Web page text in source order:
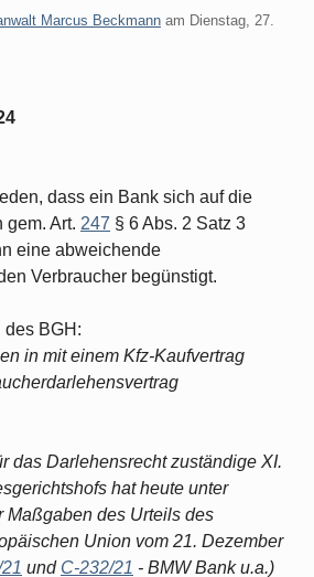
Marcus Beckmann am Dienstag, 27.
dass ein Bank sich auf die
gem. Art. 247 § 6 Abs. 2 Satz 3
eine abweichende
Verbraucher begünstigt.
des BGH:
in mit einem Kfz-Kaufvertrag
das Darlehensrecht zuständige XI.
hat heute unter
Maßgaben des Urteils des
Union vom 21. Dezember
und C-232/21 - BMW Bank u.a.)